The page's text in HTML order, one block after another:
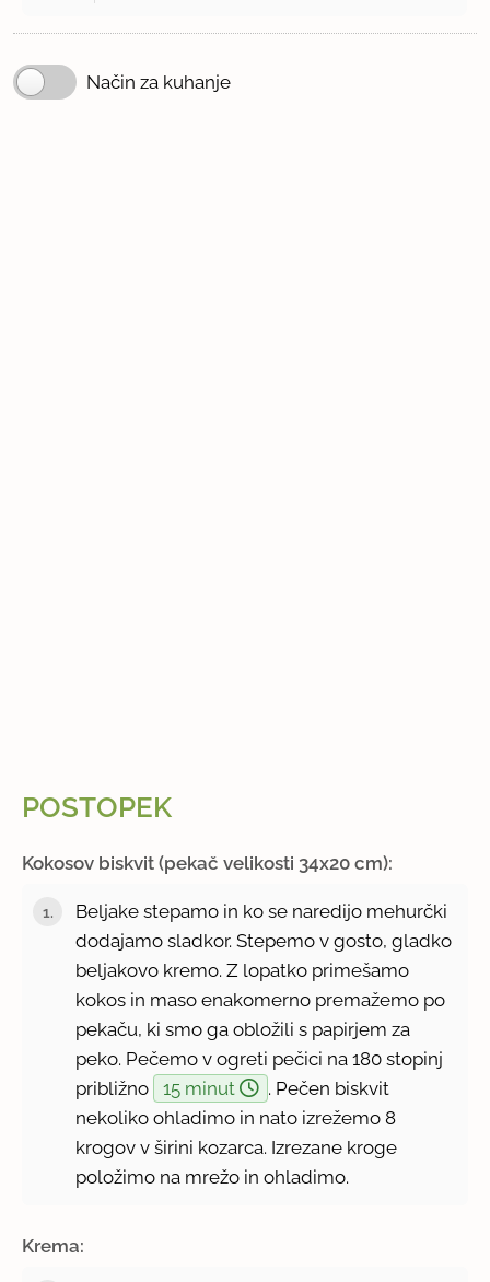
Način za kuhanje
POSTOPEK
Kokosov biskvit (pekač velikosti 34x20 cm):
Beljake stepamo in ko se naredijo mehurčki
dodajamo sladkor. Stepemo v gosto, gladko
beljakovo kremo. Z lopatko primešamo
kokos in maso enakomerno premažemo po
pekaču, ki smo ga obložili s papirjem za
peko. Pečemo v ogreti pečici na 180 stopinj
približno
15 minut
. Pečen biskvit
nekoliko ohladimo in nato izrežemo 8
krogov v širini kozarca. Izrezane kroge
položimo na mrežo in ohladimo.
Krema: